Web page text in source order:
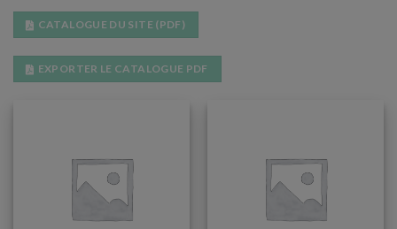
CATALOGUE DU SITE (PDF)
EXPORTER LE CATALOGUE PDF